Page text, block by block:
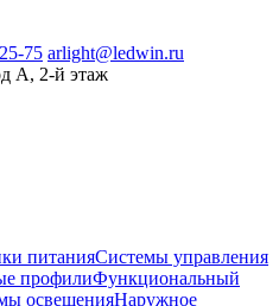
75 arlight@ledwin.ru
А, 2-й этаж
питанияСистемы управления
профилиФункциональный
освещенияНаружное